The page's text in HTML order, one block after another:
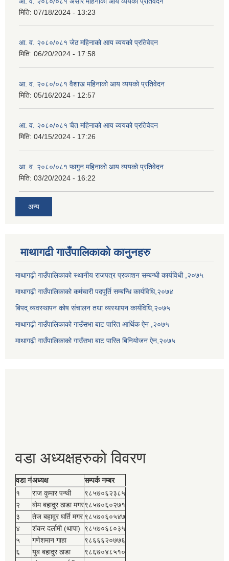
मिति: 07/18/2024 - 13:23
आ. व. २०८०/०८१ जेठ महिनाको आय व्ययको प्रतिवेदन
मिति: 06/20/2024 - 17:58
आ. व. २०८०/०८१ वैशाख महिनाको आय व्ययको प्रतिवेदन
मिति: 05/16/2024 - 12:57
आ. व. २०८०/०८१ चैत महिनाको आय व्ययको प्रतिवेदन
मिति: 04/15/2024 - 17:26
आ. व. २०८०/०८१ फागुन महिनाको आय व्ययको प्रतिवेदन
मिति: 03/20/2024 - 16:22
अन्य
माथागढी गाउँपालिकाको कानुनहरु
माथागढ़ी गाउँपालिकाको स्थानीय राजपत्र प्रकाशन सम्बन्धी कार्यविधी ,२०७५
माथागढ़ी गाउँपालिकाको कर्मचारी पदपूर्ति सम्बन्धि कार्यविधि,२०७४
बिपद् व्यवस्थापन कोष संचालन तथा व्यस्थापन कार्यविधि,२०७५
माथागढ़ी गाउँपालिकाको गाउँसभा बाट पारित आर्थिक ऐन ,२०७५
माथागढ़ी गाउँपालिकाको गाउँसभा बाट पारित बिनियोजन ऐन,२०७५
वडा अध्यक्षहरुको विवरण
वडा नंअध्यक्ष
सम्पर्क नम्बर
१
राज कुमार पन्थी
९८५७०६२३८५
२
बोम बहादुर ठाडा मगर९८५७०६०२७१
३
तेज बहादुर घर्ति मगर ९८५७०६०५४७
४
शंकर दर्लामी (थापा)
९८५७०६८०३५
५
गणेशमान गाहा
९८६६६२०७७६
६
युब बहादुर ठाडा
९८६७०४८५१०